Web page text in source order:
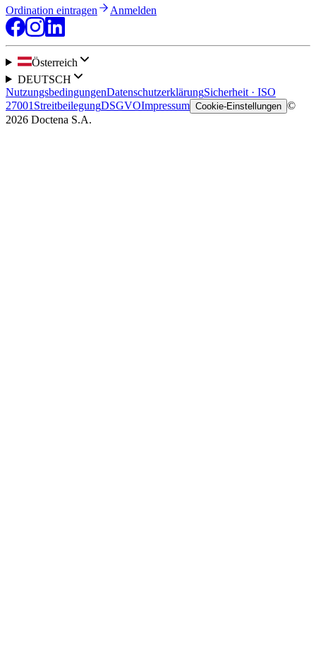
Ordination eintragen Anmelden
Österreich
DEUTSCH
NutzungsbedingungenDatenschutzerklärungSicherheit · ISO
27001 StreitbeilegungDSGVOImpressum Cookie-Einstellungen ©
2026 Doctena S.A.